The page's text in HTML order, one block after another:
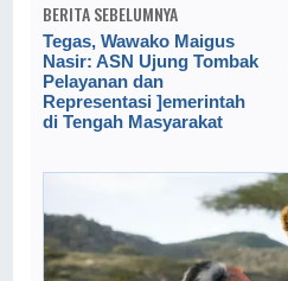
BERITA SEBELUMNYA
Tegas, Wawako Maigus
Nasir: ASN Ujung Tombak
Pelayanan dan
Representasi ]emerintah
di Tengah Masyarakat